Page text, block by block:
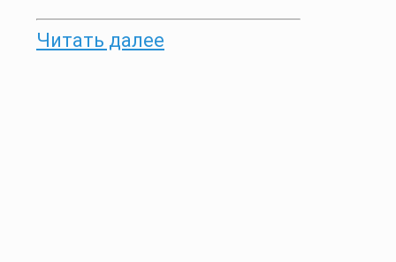
Читать далее